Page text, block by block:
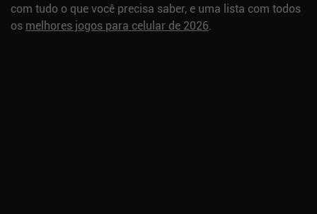
com tudo o que você precisa saber, e uma lista com todos
os melhores jogos para celular de 2026.